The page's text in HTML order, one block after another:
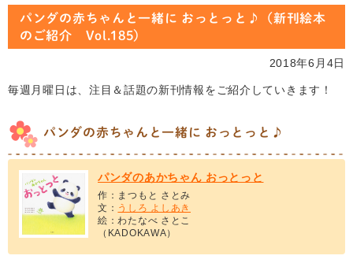
パンダの赤ちゃんと一緒に おっとっと♪（新刊絵本
のご紹介 Vol.185）
2018年6月4日
毎週月曜日は、注目＆話題の新刊情報をご紹介していきます！
パンダの赤ちゃんと一緒に おっとっと♪
パンダのあかちゃん おっとっと
作：まつもと さとみ
文： うしろ よしあき
絵：わたなべ さとこ
（KADOKAWA）